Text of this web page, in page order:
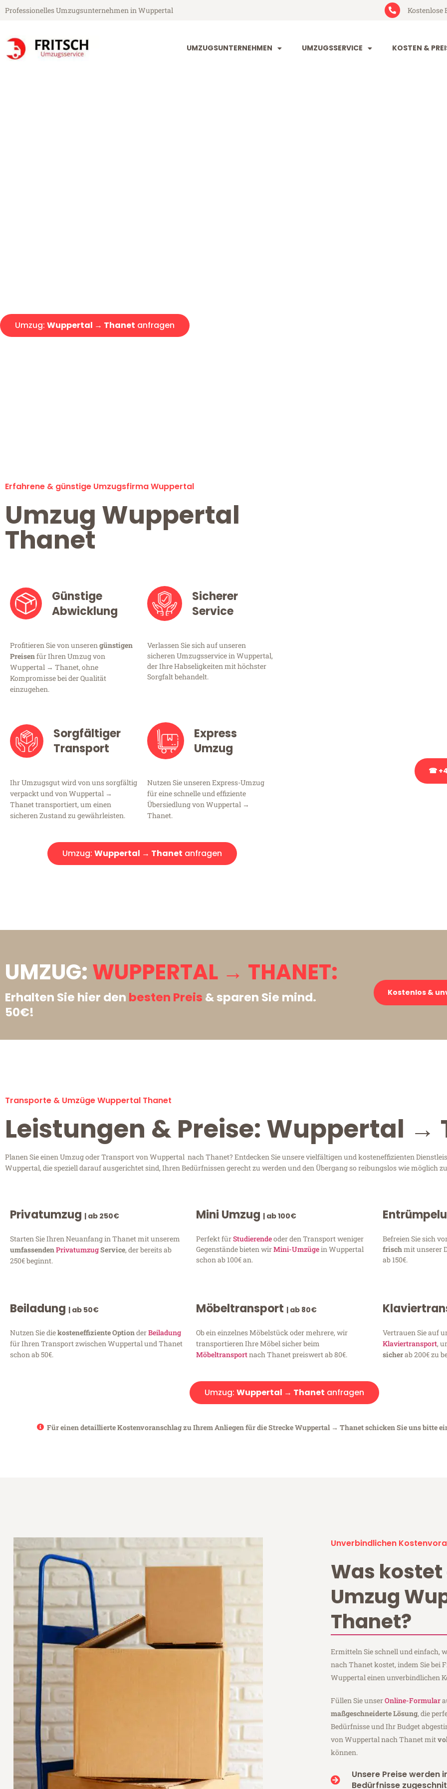
Professionelles Umzugsunternehmen in Wuppertal Kostenlose
UMZUGSUNTERNEHMEN UMZUGSSERVICE KOSTEN &
Umzug: Wuppertal → Thanet anfragen
Erfahrene & günstige Umzugsfirma Wuppertal
Umzug Wuppertal
Thanet
Günstige
Abwicklung
Profitieren Sie von unserengünstigen
Preisenfür Ihren Umzug von
Wuppertal → Thanet, ohne
Kompromisse bei der Qualität
einzugehen.
Sicherer
Service
Verlassen Sie sich auf unseren
sicheren Umzugsservice in Wuppertal,
der Ihre Habseligkeiten mit höchster
Sorgfalt behandelt.
Sorgfältiger
Transport
Ihr Umzugsgut wird von uns sorgfältig
verpackt und von Wuppertal →
Thanet transportiert, um einen
sicheren Zustand zu gewährleisten.
Express
Umzug
Nutzen Sie unseren Express-Umzug
für eine schnelle und effiziente
Übersiedlung von Wuppertal →
Thanet.
Umzug: Wuppertal → Thanet anfragen
☎
UMZUG: WUPPERTAL → THANET:
Erhalten Sie hier den besten Preis & sparen Sie mind.
50€!
Kostenlos &
Transporte & Umzüge Wuppertal Thanet
Leistungen & Preise: Wuppertal →
Planen Sie einen Umzug oder Transport von Wuppertal nach Thanet? Entdecken Sie unsere vielfältigen und kosteneffizienten
Wuppertal, die speziell darauf ausgerichtet sind, Ihren Bedürfnissen gerecht zu werden und den Übergang so reibungslos wie möglich
Privatumzug | ab 250€
Starten Sie Ihren Neuanfang in Thanet mit unserem
umfassendenPrivatumzugService, der bereits ab
250€ beginnt.
Mini Umzug | ab 100€
Perfekt fürStudierendeoder den Transport weniger
Gegenstände bieten wirMini-Umzügein Wuppertal
schon ab 100€ an.
Befreien Sie sich
frischmit unserer
ab 150€.
Beiladung | ab 50€
Nutzen Sie diekosteneffiziente OptionderBeiladung
für Ihren Transport zwischen Wuppertal und Thanet
schon ab 50€.
Möbeltransport | ab 80€
Ob ein einzelnes Möbelstück oder mehrere, wir
transportieren Ihre Möbel sicher beim
Möbeltransportnach Thanet preiswert ab 80€.
Vertrauen Sie auf
Klaviertransport,
sicherab 200€ zu
Umzug: Wuppertal → Thanet anfragen
Für einen detaillierte Kostenvoranschlag zu Ihrem Anliegen für die Strecke Wuppertal → Thanet schicken Sie uns bitte
Unverbindlichen
Was kostet
Umzug
Thanet?
Ermitteln Sie schnell und einfach,
nach Thanet kostet, indem Sie bei
Wuppertal einen unverbindlichen
Füllen Sie unserOnline-Formular
maßgeschneiderte Lösung, die
Bedürfnisse und Ihr Budget
von Wuppertal nach Thanet mit
können.
Unsere Preise werden
Bedürfnisse